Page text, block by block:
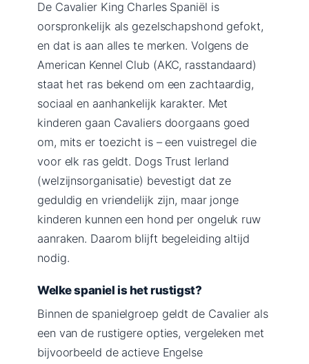
De Cavalier King Charles Spaniël is
oorspronkelijk als gezelschapshond gefokt,
en dat is aan alles te merken. Volgens de
American Kennel Club (AKC, rasstandaard)
staat het ras bekend om een zachtaardig,
sociaal en aanhankelijk karakter. Met
kinderen gaan Cavaliers doorgaans goed
om, mits er toezicht is – een vuistregel die
voor elk ras geldt. Dogs Trust Ierland
(welzijnsorganisatie) bevestigt dat ze
geduldig en vriendelijk zijn, maar jonge
kinderen kunnen een hond per ongeluk ruw
aanraken. Daarom blijft begeleiding altijd
nodig.
Welke spaniel is het rustigst?
Binnen de spanielgroep geldt de Cavalier als
een van de rustigere opties, vergeleken met
bijvoorbeeld de actieve Engelse